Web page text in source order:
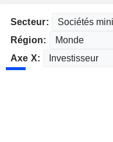
Secteur:
Région:
Axe X: